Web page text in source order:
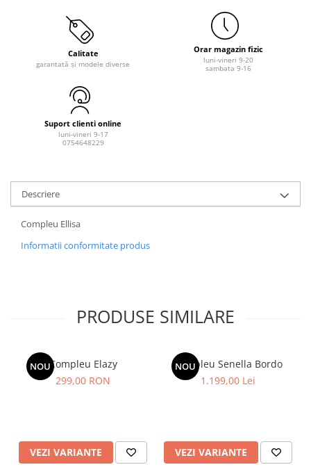
Calitate
garantată și modele diverse
Orar magazin fizic
luni-vineri 9-20
sambata 9-16
Suport clienti online
luni-vineri 9-17
0754648229
Descriere
Compleu Ellisa
Informatii conformitate produs
PRODUSE SIMILARE
NOUCompleu Elazy
299,00 RON
VEZI VARIANTE
NOU
Compleu Senella Bordo
1.199,00 Lei
VEZI VARIANTE